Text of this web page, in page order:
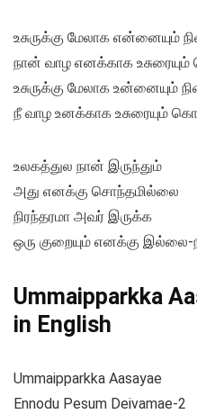
உசுருக்கு மேலாக என்னையும்
நான் வாழ எனக்காக உசுரையும்
உசுருக்கு மேலாக உன்னையும்
நீ வாழ உனக்காக உசுரையும்
உலகத்துல நான் இருந்தும்
அது எனக்கு சொந்தமில்லை
நிரந்தரமா அவர் இருக்க
ஒரு குறையும் எனக்கு
Ummaipparkka
in English
Ummaipparkka Aasayae
Ennodu Pesum Deivamae-2